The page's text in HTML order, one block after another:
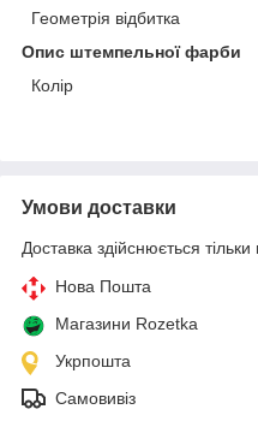
Геометрія відбитка
Опис штемпельної фарби
Колір
Умови доставки
Доставка здійснюється
Нова Пошта
Магазини Rozetka
Укрпошта
Самовивіз